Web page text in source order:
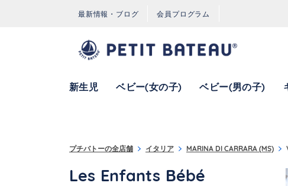
最新情報・ブログ 会員プログラム
新生児 ベビー(女の子) ベビー(男の子)
Les Enfants Bébé
プチバトーの全店舗 イタリア MARINA DI CARRARA (MS)